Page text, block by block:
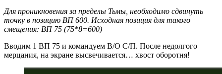
Для проникновения за пределы Тьмы, необходимо сдвинуть
точку в позицию ВП 600. Исходная позиция для такого
смещения: ВП 75 (75*8=600)
Вводим 1 ВП 75 и командуем В/О С/П. После недолгого
мерцания, на экране высвечивается… хвост оборотня!